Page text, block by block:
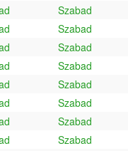
Szabad
Szabad
Szabad
Szabad
Szabad
Szabad
Szabad
Szabad